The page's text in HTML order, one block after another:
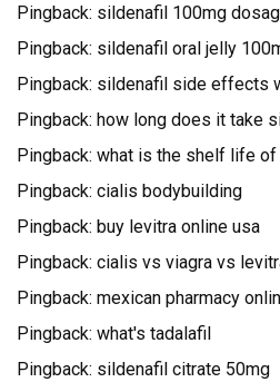
Pingback: sildenafil 100mg
Pingback: sildenafil oral jelly
Pingback: sildenafil side effects
Pingback: how long does it take
Pingback: what is the shelf life of
Pingback: cialis bodybuilding
Pingback: buy levitra online usa
Pingback: cialis vs viagra vs
Pingback: mexican pharmacy
Pingback: what's tadalafil
Pingback: sildenafil citrate 50mg